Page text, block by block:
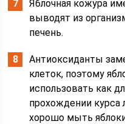
Яблочная кожура
выводят из
печень.
Антиоксиданты
клеток, поэтому
использовать как
прохождении курса
хорошо мыть